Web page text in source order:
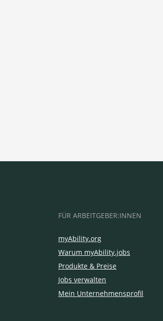
FÜR ARBEITGEBER:INNEN
myAbility.org
Warum myAbility.jobs
Produkte & Preise
Jobs verwalten
Mein Unternehmensprofil